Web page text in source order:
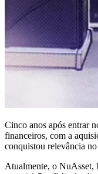
Cinco anos após entrar
financeiros, com a
conquistou relevância no
Atualmente, o NuAsset,